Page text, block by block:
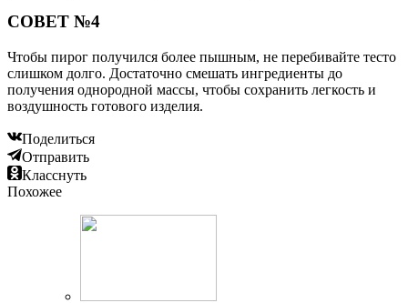
СОВЕТ №4
Чтобы пирог получился более пышным, не перебивайте тесто
слишком долго. Достаточно смешать ингредиенты до
получения однородной массы, чтобы сохранить легкость и
воздушность готового изделия.
Поделиться
Отправить
Класснуть
Похожее